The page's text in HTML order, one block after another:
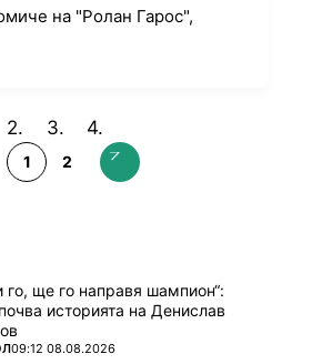
на "Ролан Гарос",
1 2
го, ще го направя шампион“:
историята на Денислав
09:12 08.08.2026